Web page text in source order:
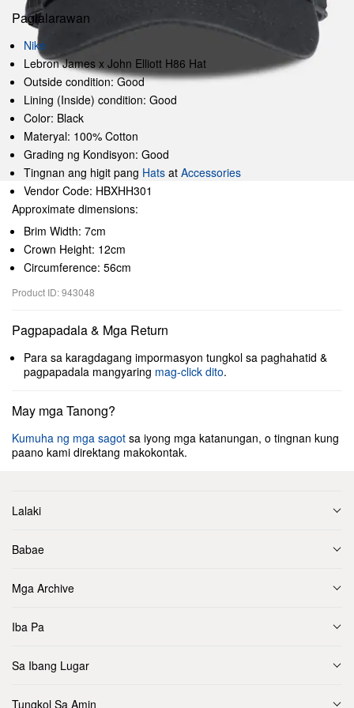
Paglalarawan
Nike
Lebron James x John Elliott H86 Hat
Outside condition: Good
Lining (Inside) condition: Good
Color: Black
Materyal: 100% Cotton
Grading ng Kondisyon: Good
Tingnan ang higit pang Hats at Accessories
Vendor Code: HBXHH301
Approximate dimensions:
Brim Width: 7cm
Crown Height: 12cm
Circumference: 56cm
Product ID: 943048
Pagpapadala & Mga Return
Para sa karagdagang impormasyon tungkol sa paghahatid &
pagpapadala mangyaring mag-click dito.
May mga Tanong?
Kumuha ng mga sagot sa iyong mga katanungan, o tingnan kung
paano kami direktang makokontak.
Lalaki
Babae
Mga Archive
Iba Pa
Sa Ibang Lugar
Tungkol Sa Amin